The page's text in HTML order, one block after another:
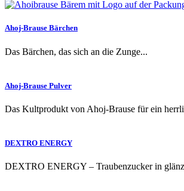
Ahoj-Brause Bärchen
Das Bärchen, das sich an die Zunge...
Ahoj-Brause Pulver
Das Kultprodukt von Ahoj-Brause für ein
DEXTRO ENERGY
DEXTRO ENERGY – Traubenzucker in